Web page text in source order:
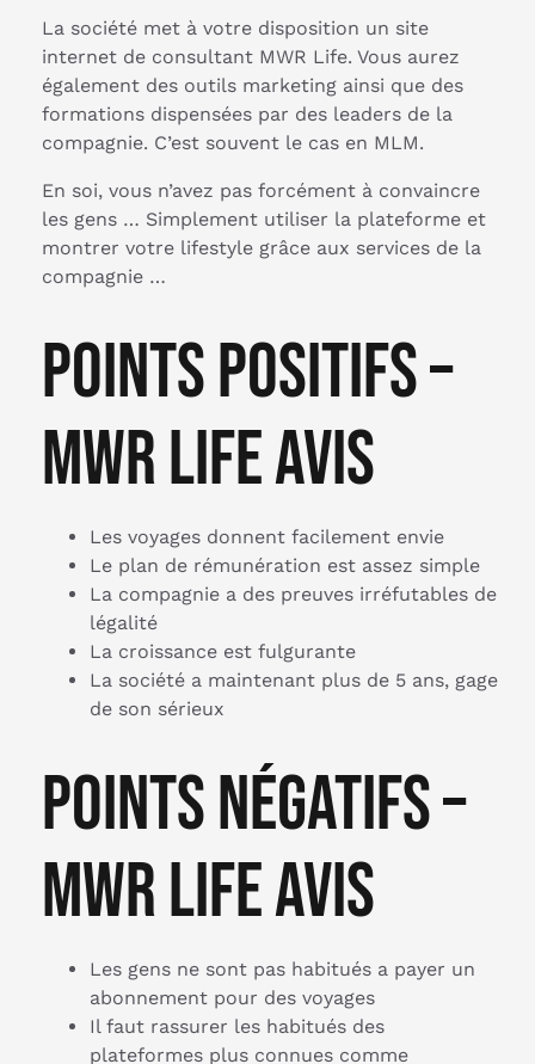
La société met à votre disposition un site
internet de consultant MWR Life. Vous aurez
également des outils marketing ainsi que des
formations dispensées par des leaders de la
compagnie. C’est souvent le cas en MLM.
En soi, vous n’avez pas forcément à convaincre
les gens … Simplement utiliser la plateforme et
montrer votre lifestyle grâce aux services de la
compagnie …
Points Positifs –
MWR Life Avis
Les voyages donnent facilement envie
Le plan de rémunération est assez simple
La compagnie a des preuves irréfutables de
légalité
La croissance est fulgurante
La société a maintenant plus de 5 ans, gage
de son sérieux
Points Négatifs –
MWR Life Avis
Les gens ne sont pas habitués a payer un
abonnement pour des voyages
Il faut rassurer les habitués des
plateformes plus connues comme